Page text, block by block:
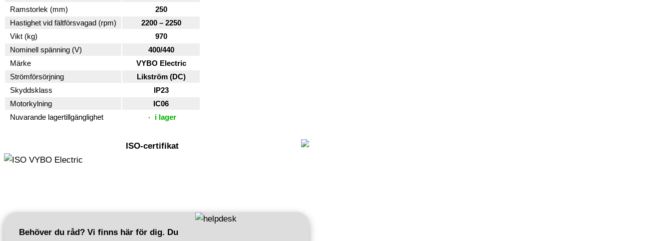
Ramstorlek (mm)
250
Hastighet vid fältförsvagad (rpm)
2200 – 2250
Vikt (kg)
970
Nominell spänning (V)
400/440
Märke
VYBO Electric
Strömförsörjning
Likström (DC)
Skyddsklass
IP23
Motorkylning
IC06
Nuvarande lagertillgänglighet
i lager
ISO-certifikat
Behöver du råd? Vi finns här för dig. Du